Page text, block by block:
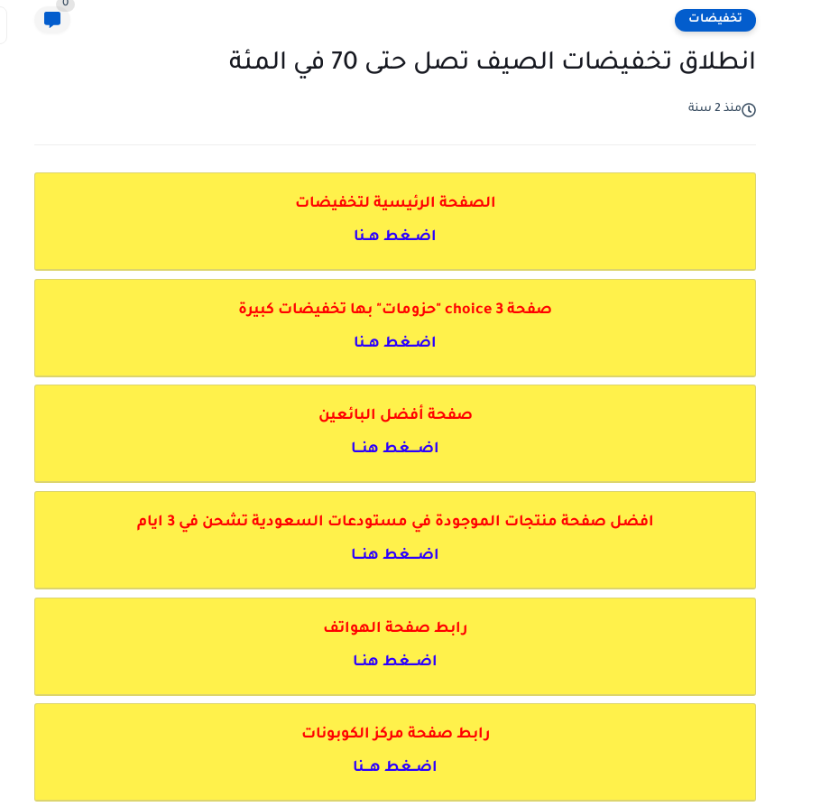
تخفيضات
0
انطلاق تخفيضات الصيف تصل حتى 70 في المئة
منذ 2 سنة
الصفحة الرئيسية لتخفيضات
اضــغط هــنا
صفحة choice 3 "حزومات" بها تخفيضات كبيرة
اضــغط هــنا
صفحة أفضل البائعين
اضــــغط هنـــا
افضل صفحة منتجات الموجودة في مستودعات السعودية تشحن في 3 ايام
اضــــغط هنـــا
رابط صفحة الهواتف
اضـــغط هنــا
رابط صفحة مركز الكوبونات
اضــغط هـــنا